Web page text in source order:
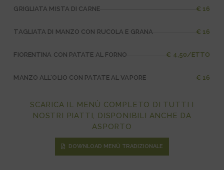
GRIGLIATA MISTA DI CARNE € 16
TAGLIATA DI MANZO CON RUCOLA E GRANA € 16
FIORENTINA CON PATATE AL FORNO € 4,50/ETTO
MANZO ALL'OLIO CON PATATE AL VAPORE € 16
SCARICA IL MENÙ COMPLETO DI TUTTI I
NOSTRI PIATTI, DISPONIBILI ANCHE DA
ASPORTO
DOWNLOAD MENÙ TRADIZIONALE